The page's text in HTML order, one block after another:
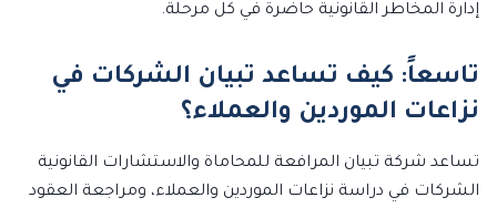
إدارة المخاطر القانونية حاضرة في كل مرحلة.
تاسعاً: كيف تساعد تبيان الشركات في
نزاعات الموردين والعملاء؟
تساعد شركة تبيان المرافعة للمحاماة والاستشارات القانونية
الشركات في دراسة نزاعات الموردين والعملاء، ومراجعة العقود